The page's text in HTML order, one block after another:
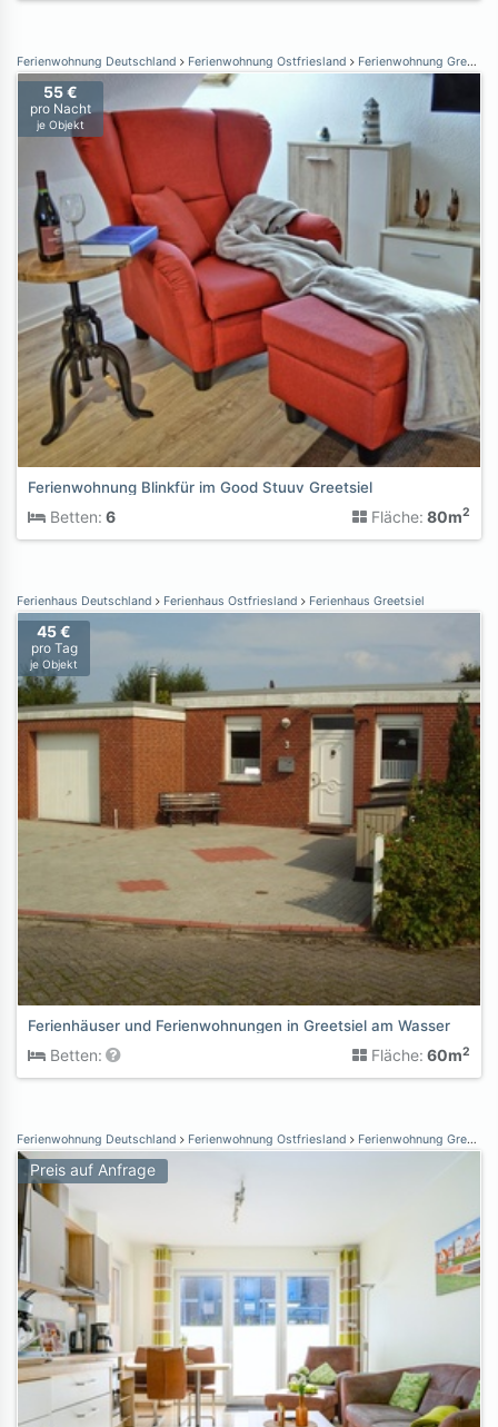
Ferienwohnung Deutschland Ferienwohnung Ostfriesland Ferienwohnung Greetsiel
55 €
pro Nacht
je Objekt
Ferienwohnung Blinkfür im Good Stuuv Greetsiel
Betten: 6 Fläche: 80m2
Ferienhaus Deutschland Ferienhaus Ostfriesland Ferienhaus Greetsiel
45 €
pro Tag
je Objekt
Ferienhäuser und Ferienwohnungen in Greetsiel am Wasser
Betten: Fläche: 60m2
Ferienwohnung Deutschland Ferienwohnung Ostfriesland Ferienwohnung Greetsiel
Preis auf Anfrage